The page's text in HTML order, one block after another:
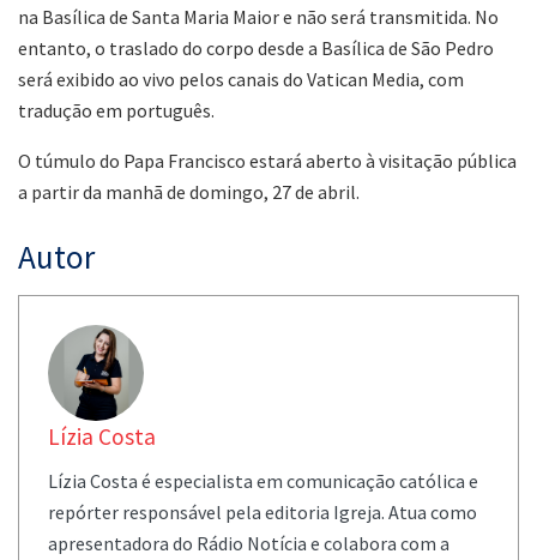
na Basílica de Santa Maria Maior e não será transmitida. No
entanto, o traslado do corpo desde a Basílica de São Pedro
será exibido ao vivo pelos canais do Vatican Media, com
tradução em português.
O túmulo do Papa Francisco estará aberto à visitação pública
a partir da manhã de domingo, 27 de abril.
Autor
Lízia Costa
Lízia Costa é especialista em comunicação católica e
repórter responsável pela editoria Igreja. Atua como
apresentadora do Rádio Notícia e colabora com a